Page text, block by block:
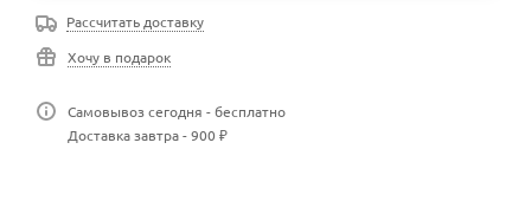
Рассчитать доставку
Хочу в подарок
Самовывоз сегодня - бесплатно
Доставка завтра - 900 ₽